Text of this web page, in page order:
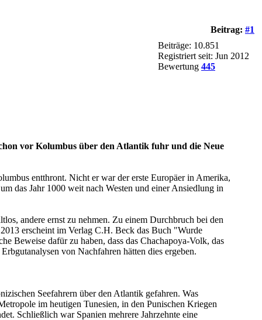
Beitrag: #1
Beiträge: 10.851
Registriert seit: Jun 2012
Bewertung 445
vor Kolumbus über den Atlantik fuhr und die Neue
entthront. Nicht er war der erste Europäer in Amerika,
das Jahr 1000 weit nach Westen und einer Ansiedlung in
andere ernst zu nehmen. Zu einem Durchbruch bei den
erscheint im Verlag C.H. Beck das Buch "Wurde
Beweise dafür zu haben, dass das Chachapoya-Volk, das
von Nachfahren hätten dies ergeben.
Seefahrern über den Atlantik gefahren. Was
im heutigen Tunesien, in den Punischen Kriegen
Schließlich war Spanien mehrere Jahrzehnte eine